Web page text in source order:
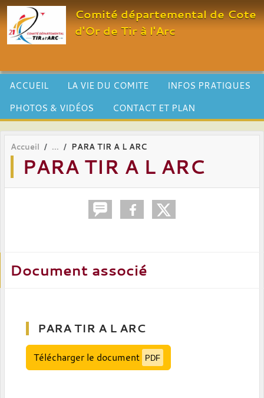
Comité départemental de Cote
d'Or de Tir à l'Arc
ACCUEIL LA VIE DU COMITE
INFOS PRATIQUES
PHOTOS & VIDÉOS
CONTACT ET PLAN
Accueil PARA TIR A L ARC
PARA TIR A L ARC
Document associé
PARA TIR A L ARC
Télécharger le document PDF
Panneau de gestion des cookies